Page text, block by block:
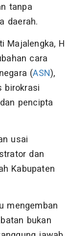
tanpa
daerah.
Majalengka, H
cara
(ASN),
birokrasi
pencipta
usai
dan
Kabupaten
mengemban
bukan